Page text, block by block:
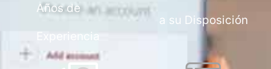
Años de
Experiencia
a su Disposición